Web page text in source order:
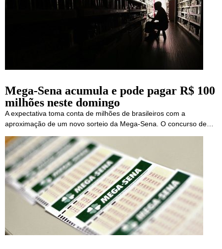
Mega-Sena acumula e pode pagar R$ 100
milhões neste domingo
A expectativa toma conta de milhões de brasileiros com a
aproximação de um novo sorteio da Mega-Sena. O concurso de…